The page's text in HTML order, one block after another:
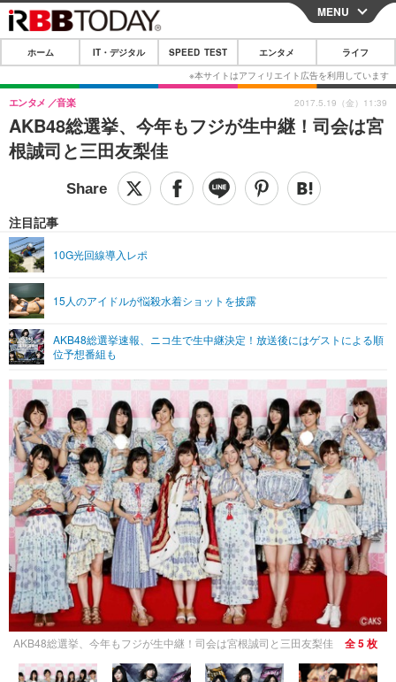
CLOSE
ホーム
IT・デジタル
IT・デジタルTOP スマートフォン
ショッピング その他
SPEED TEST
エンタメTOP 映画・ドラマ
グラビア
ショッピング その他
ライフTOP
リリース一覧
プッシュ通知の停止方法
MENU
ホーム IT・デジタル SPEED TEST エンタメ ライフ
AKB48総選挙、今年もフジが生中継！司会は宮
根誠司と三田友梨佳
エンタメ 音楽
注目記事
10G光回線導入レポ
15人のアイドルが悩殺水着ショットを披露
AKB48総選挙速報、ニコ生で生中継決定！放送後にはゲストによる順
位予想番組も
2017.5.19（金）11:39
AKB48総選挙、今年もフジが生中継！司会は宮根誠司と三田友梨佳 全 5 枚